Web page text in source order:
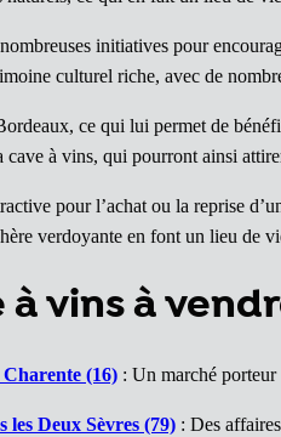
initiatives pour
culturel riche, avec de
ce qui lui permet de
cave à vins, qui pourront ainsi
pour l’achat ou la reprise
verdoyante en font un lieu de
à vins à
(16) : Un marché porteur
les Deux Sèvres (79) : Des